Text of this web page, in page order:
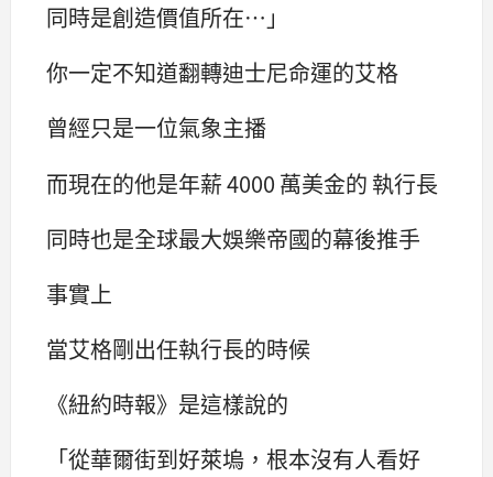
同時是創造價值所在…」
你一定不知道翻轉迪士尼命運的艾格
曾經只是一位氣象主播
而現在的他是年薪 4000 萬美金的 執行長
同時也是全球最大娛樂帝國的幕後推手
事實上
當艾格剛出任執行長的時候
《紐約時報》是這樣說的
「從華爾街到好萊塢，根本沒有人看好